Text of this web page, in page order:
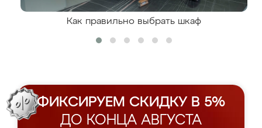
Как правильно выбрать шкаф
ФИКСИРУЕМ СКИДКУ В 5%
ДО КОНЦА АВГУСТА